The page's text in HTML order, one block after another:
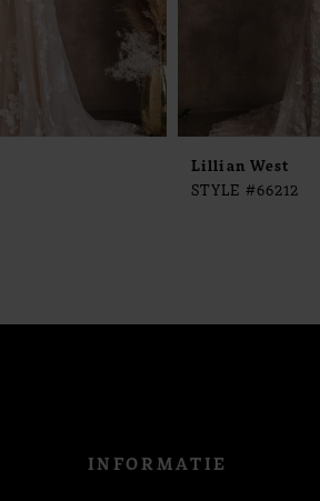
Lillian West
STYLE #66212
INFORMATIE